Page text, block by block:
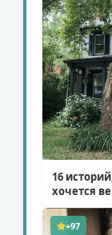
16
хочется
+97